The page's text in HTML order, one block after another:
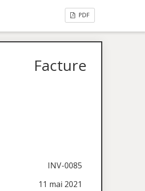
PDF
Facture
INV-0085
11 mai 2021